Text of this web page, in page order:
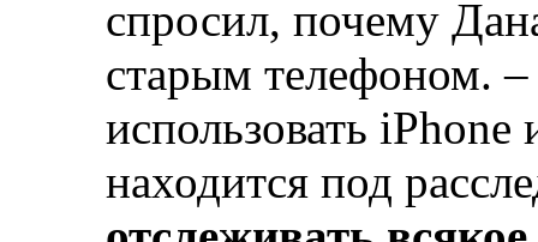
спросил, почему
старым телефоном.
использовать iPhone
находится под